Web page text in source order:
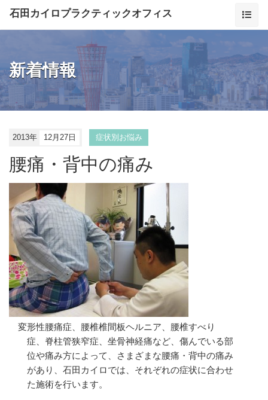
石田カイロプラクティックオフィス
新着情報
2013年 12月27日 症状別お悩み
腰痛・背中の痛み
変形性腰痛症、腰椎椎間板ヘルニア、腰椎すべり
症、脊柱管狭窄症、坐骨神経痛など、傷んでいる部
位や痛み方によって、さまざまな腰痛・背中の痛み
があり、石田カイロでは、それぞれの症状に合わせ
た施術を行います。